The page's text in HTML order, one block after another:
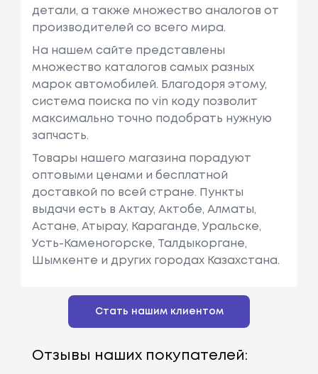
детали, а также множество аналогов от
производителей со всего мира.
На нашем сайте представлены
множество каталогов самых разных
марок автомобилей. Благодоря этому,
система поиска по vin коду позволит
максимально точно подобрать нужную
запчасть.
Товары нашего магазина порадуют
оптовыми ценами и бесплатной
доставкой по всей стране. Пункты
выдачи есть в Актау, Актобе, Алматы,
Астане, Атырау, Караганде, Уральске,
Усть-Каменогорске, Талдыкоргане,
Шымкенте и других городах Казахстана.
Стать нашим клиентом
Отзывы наших покупателей: